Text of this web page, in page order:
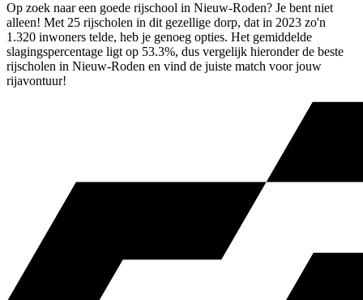
Op zoek naar een goede rijschool in Nieuw-Roden? Je bent niet
alleen! Met 25 rijscholen in dit gezellige dorp, dat in 2023 zo'n
1.320 inwoners telde, heb je genoeg opties. Het gemiddelde
slagingspercentage ligt op 53.3%, dus vergelijk hieronder de beste
rijscholen in Nieuw-Roden en vind de juiste match voor jouw
rijavontuur!